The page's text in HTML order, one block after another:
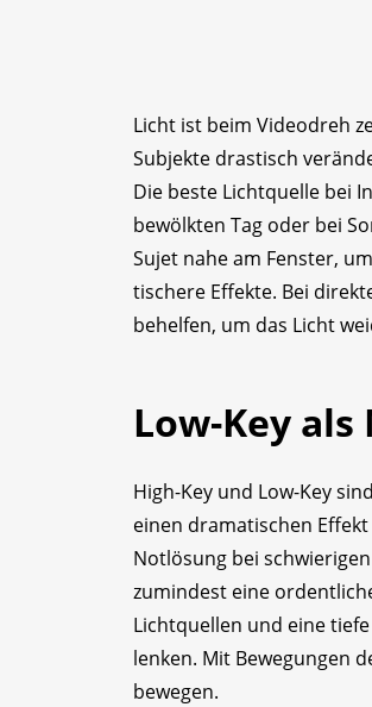
Licht ist beim Videodreh
Subjekte drastisch
Die beste Lichtquelle bei
bewölkten Tag oder bei
Sujet nahe am Fenster,
tischere Effekte. Bei
behelfen, um das Licht
Low-Key
High-Key und Low-Key
einen dramatischen
Notlösung bei
zumindest eine
Lichtquellen und eine
lenken. Mit Bewegungen
bewegen.